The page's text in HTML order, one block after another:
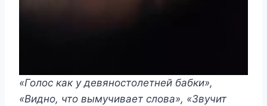
«Голос как у девяностолетней бабки»,
«Видно, что вымучивает слова», «Звучит